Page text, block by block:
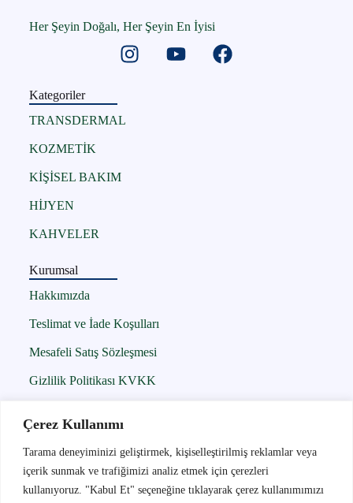
Çerez Kullanımı
Tarama deneyiminizi geliştirmek, kişiselleştirilmiş reklamlar veya
içerik sunmak ve trafiğimizi analiz etmek için çerezleri
kullanıyoruz. "Kabul Et" seçeneğine tıklayarak çerez kullanımımızı
Her Şeyin Doğalı, Her Şeyin En İyisi
Kategoriler
TRANSDERMAL
KOZMETİK
KİŞİSEL BAKIM
HİJYEN
KAHVELER
Kurumsal
Hakkımızda
Teslimat ve İade Koşulları
Mesafeli Satış Sözleşmesi
Gizlilik Politikası KVKK
İletişim
05300956242